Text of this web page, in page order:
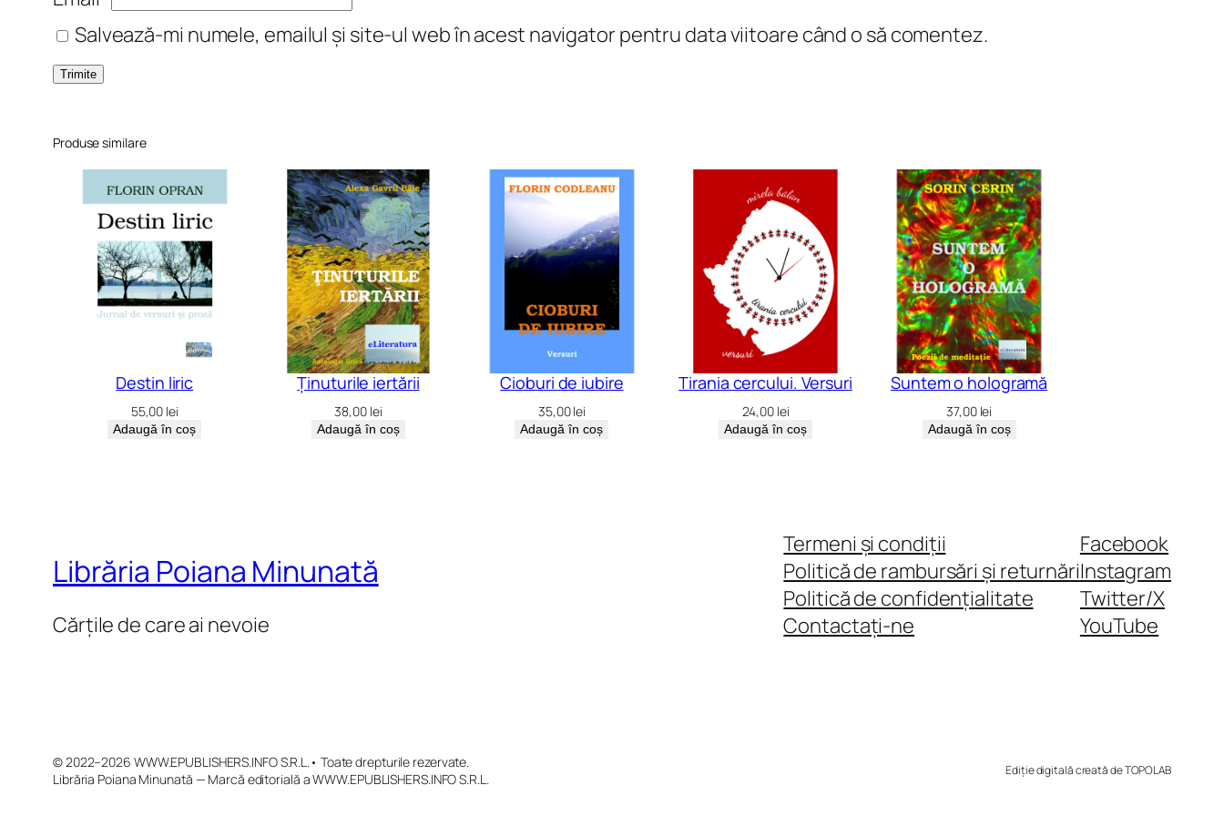
Salvează-mi numele, emailul și site-ul web în acest navigator pentru data viitoare când o să comentez.
Produse similare
Destin liric
55,00 lei
Adaugă în coș
Ținuturile iertării
38,00 lei
Adaugă în coș
Cioburi de iubire
35,00lei
Adaugă în coș
Tirania cercului. Versuri
24,00 lei
Adaugă în coș
Suntem o hologramă
37,00 lei
Adaugă în coș
Librăria Poiana Minunată
Cărțile de care ai nevoie
Termeni și condiții
Politică de rambursări și returnări
Politică de confidențialitate
Contactați-ne
Facebook
Instagram
Twitter/X
YouTube
© 2022–2026 WWW.EPUBLISHERS.INFO S.R.L.• Toate drepturile rezervate.
Librăria Poiana Minunată — Marcă editorială a WWW.EPUBLISHERS.INFO S.R.L.
Ediție digitală creată de TOPOLAB